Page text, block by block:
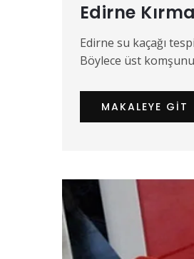
Edirne
Edirne su kaçağı
Böylece üst
MAKALEYE GIT